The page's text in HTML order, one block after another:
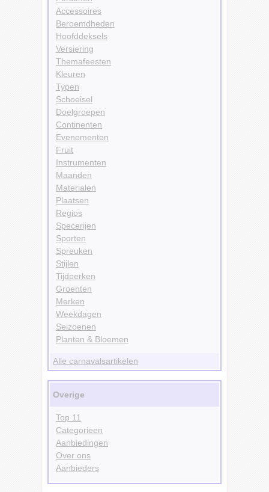
Accessoires
Beroemdheden
Hoofddeksels
Versiering
Themafeesten
Kleuren
Typen
Schoeisel
Doelgroepen
Continenten
Evenementen
Fruit
Instrumenten
Maanden
Materialen
Plaatsen
Regios
Specerijen
Sporten
Spreuken
Stijlen
Tijdperken
Groenten
Merken
Weekdagen
Seizoenen
Planten & Bloemen
Alle carnavalsartikelen
Overige
Top 11
Categorieen
Aanbiedingen
Over ons
Aanbieders